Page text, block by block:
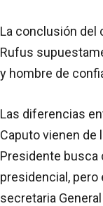
La conclusión del
Rufus
y hombre de
Las diferencias
Caputo vienen de
Presidente busca
presidencial,
secretaria